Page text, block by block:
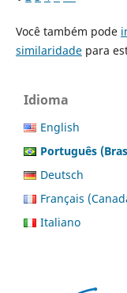
Você também pode
similaridadepara
Idioma
English
Português
Deutsch
Français
Italiano